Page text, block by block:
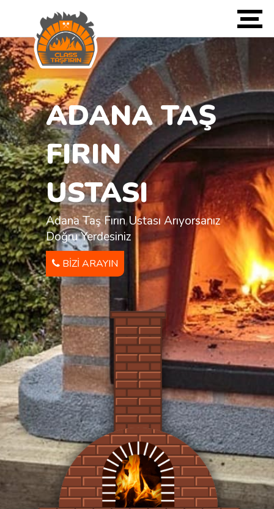
ADANA TAŞ
FIRIN
USTASI
Adana Taş Fırın Ustası Arıyorsanız
Doğru Yerdesiniz
BIZI ARAYIN